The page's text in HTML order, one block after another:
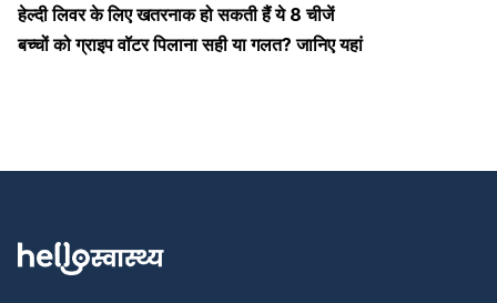
हेल्दी लिवर के लिए खतरनाक हो सकती हैं ये 8 चीजें
बच्चों को ग्राइप वॉटर पिलाना सही या गलत? जानिए यहां